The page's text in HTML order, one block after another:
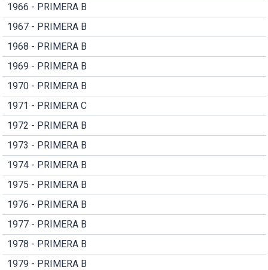
1966 - PRIMERA B
1967 - PRIMERA B
1968 - PRIMERA B
1969 - PRIMERA B
1970 - PRIMERA B
1971 - PRIMERA C
1972 - PRIMERA B
1973 - PRIMERA B
1974 - PRIMERA B
1975 - PRIMERA B
1976 - PRIMERA B
1977 - PRIMERA B
1978 - PRIMERA B
1979 - PRIMERA B